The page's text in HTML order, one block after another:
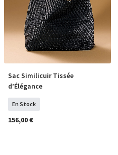
COMMANDER
Sac Similicuir Tissée
d’Élégance
En Stock
156,00 €